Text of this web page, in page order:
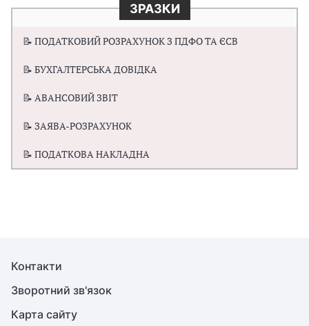
ЗРАЗКИ
📝 ПОДАТКОВИЙ РОЗРАХУНОК З ПДФО ТА ЄСВ
📝 БУХГАЛТЕРСЬКА ДОВІДКА
📝 АВАНСОВИЙ ЗВІТ
📝 ЗАЯВА-РОЗРАХУНОК
📝 ПОДАТКОВА НАКЛАДНА
Контакти
Зворотний зв'язок
Карта сайту